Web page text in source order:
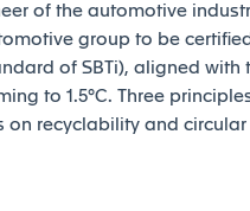
of the automotive
group to be
of SBTi), aligned with
to 1.5°C. Three
on recyclability and circular